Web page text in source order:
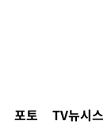
포토 TV뉴시스